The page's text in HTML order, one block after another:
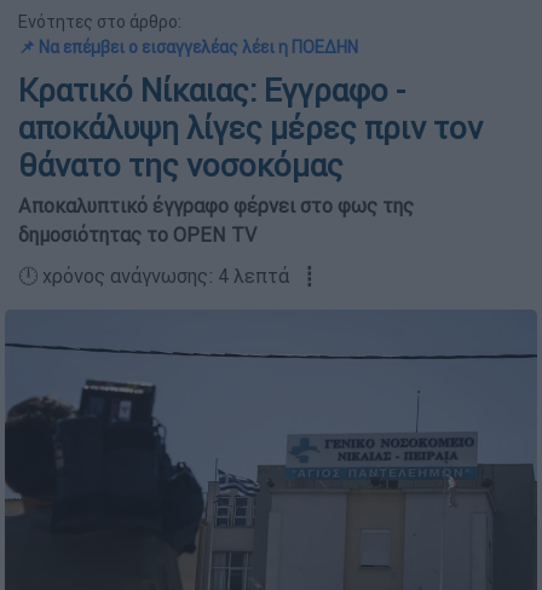
Ενότητες στο άρθρο:
📌 Να επέμβει ο εισαγγελέας λέει η ΠΟΕΔΗΝ
Κρατικό Νίκαιας: Εγγραφο -
αποκάλυψη λίγες μέρες πριν τον
θάνατο της νοσοκόμας
Αποκαλυπτικό έγγραφο φέρνει στο φως της
δημοσιότητας το OPEN TV
🕛 χρόνος ανάγνωσης: 4 λεπτά ┋